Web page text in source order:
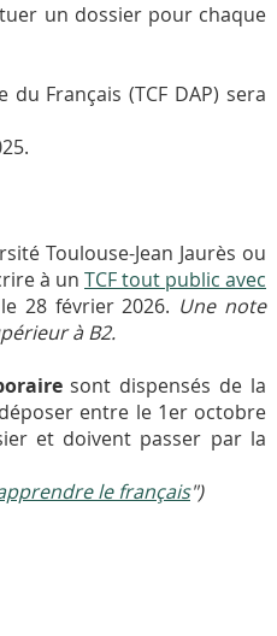
un dossier pour chaque
Français (TCF DAP) sera
Toulouse-Jean Jaurès ou
à un TCF tout public avec
28 février 2026. Une note
à B2.
sont dispensés de la
entre le 1er octobre
et doivent passer par la
le français")